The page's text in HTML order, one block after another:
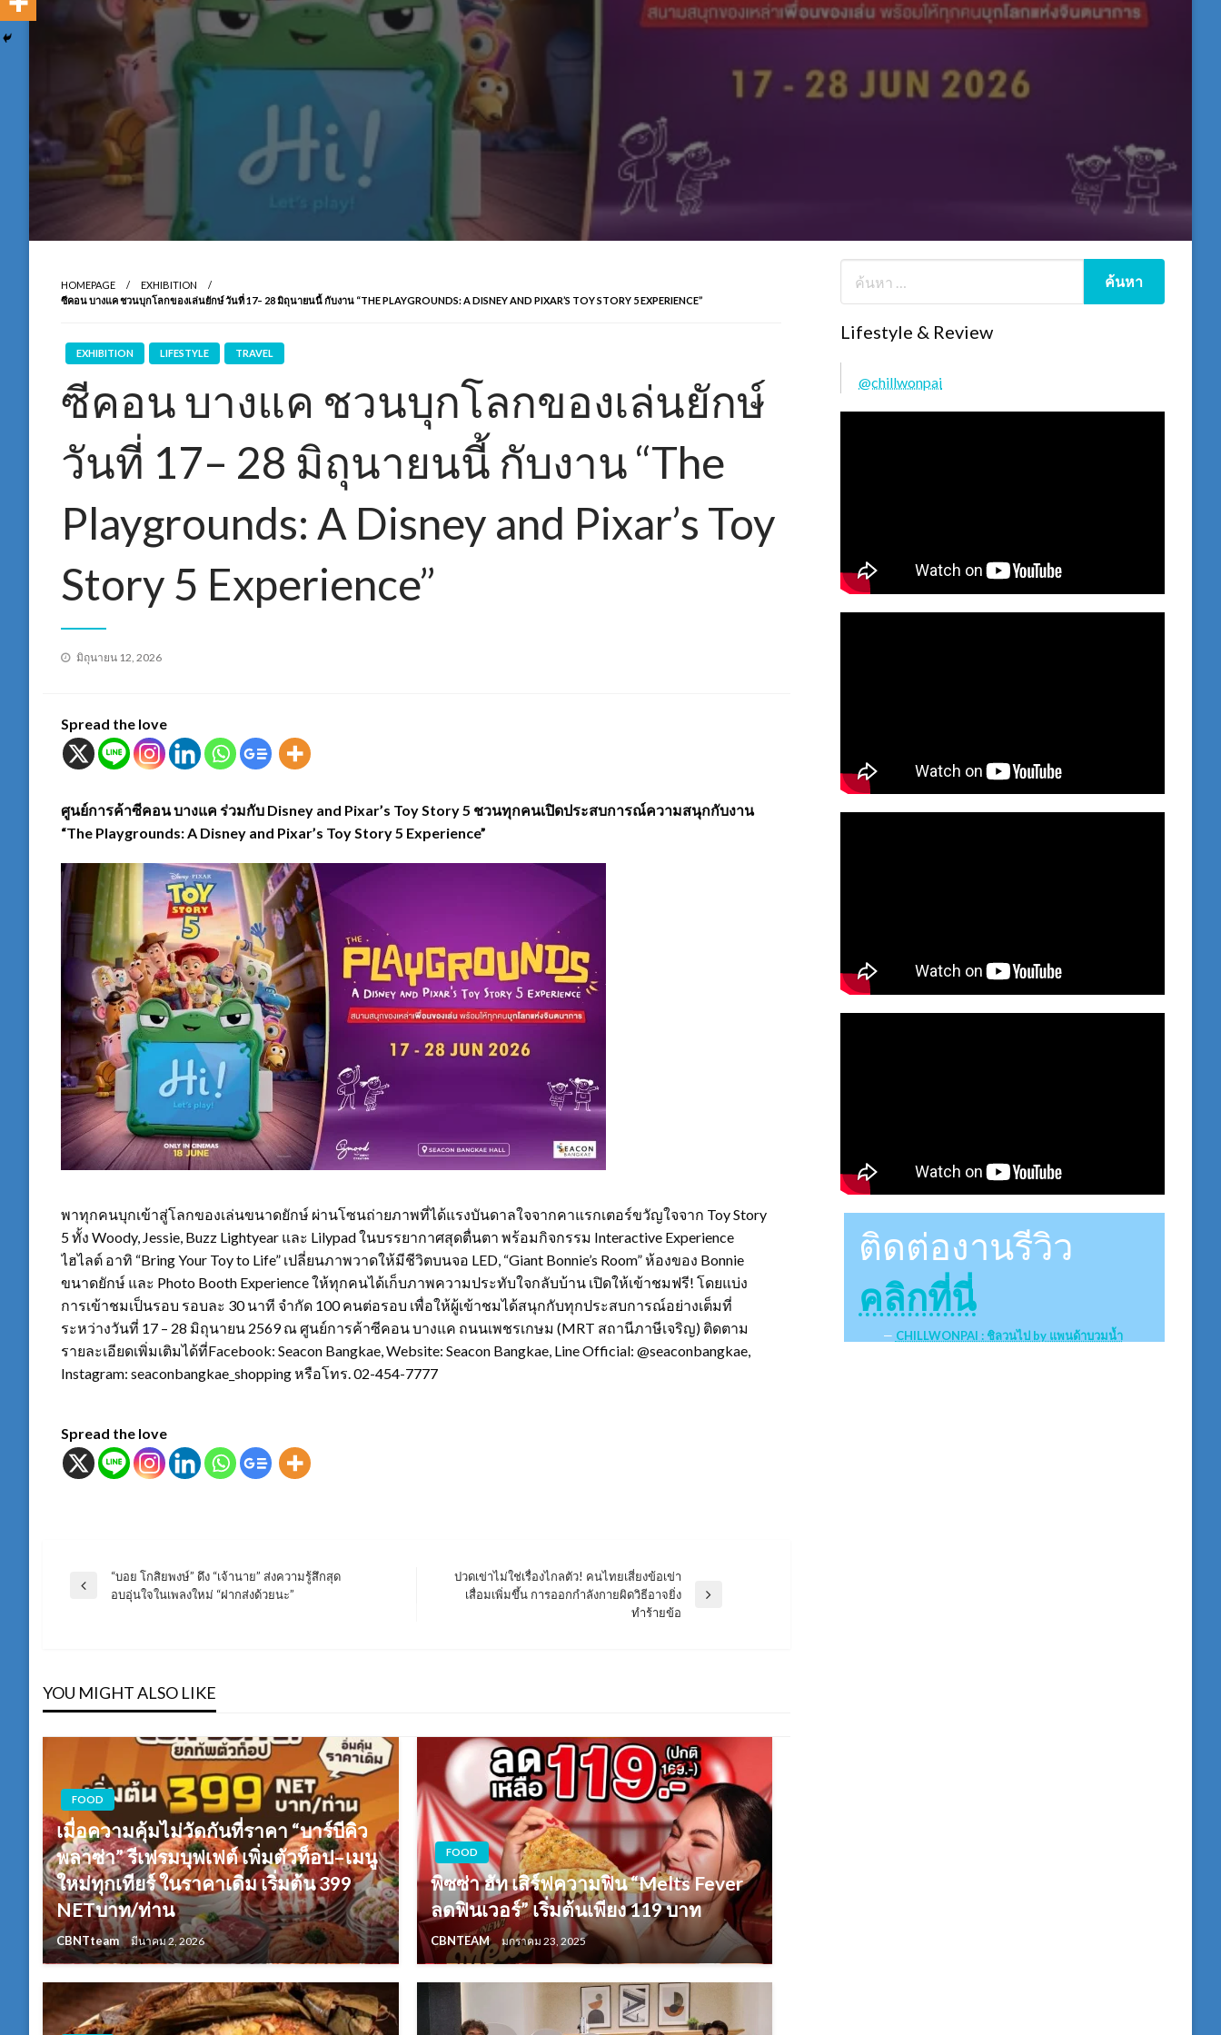
HOMEPAGE
EXHIBITION
ซีคอน บางแค ชวนบุกโลกของเล่นยักษ์ วันที่ 17– 28 มิถุนายนนี้ กับงาน “THE PLAYGROUNDS: A DISNEY AND PIXAR’S TOY STORY 5 EXPERIENCE”
EXHIBITION LIFESTYLE TRAVEL
ซีคอน บางแค ชวนบุกโลกของเล่นยักษ์
วันที่ 17– 28 มิถุนายนนี้ กับงาน “The
Playgrounds: A Disney and Pixar’s Toy
Story 5 Experience”
Posted
มิถุนายน 12, 2026
Spread the love
ศูนย์การค้าซีคอน บางแค ร่วมกับ Disney and Pixar’s Toy Story 5 ชวนทุกคนเปิดประสบการณ์ความสนุกกับงาน
“The Playgrounds: A Disney and Pixar’s Toy Story 5 Experience”
พาทุกคนบุกเข้าสู่โลกของเล่นขนาดยักษ์ ผ่านโซนถ่ายภาพที่ได้แรงบันดาลใจจากคาแรกเตอร์ขวัญใจจาก Toy Story
5 ทั้ง Woody, Jessie, Buzz Lightyear และ Lilypad ในบรรยากาศสุดตื่นตา พร้อมกิจกรรม Interactive Experience
ไฮไลต์ อาทิ “Bring Your Toy to Life” เปลี่ยนภาพวาดให้มีชีวิตบนจอ LED, “Giant Bonnie’s Room” ห้องของ Bonnie
ขนาดยักษ์ และ Photo Booth Experience ให้ทุกคนได้เก็บภาพความประทับใจกลับบ้าน เปิดให้เข้าชมฟรี! โดยแบ่ง
การเข้าชมเป็นรอบ รอบละ 30 นาที จำกัด 100 คนต่อรอบ เพื่อให้ผู้เข้าชมได้สนุกกับทุกประสบการณ์อย่างเต็มที่
ระหว่างวันที่ 17 – 28 มิถุนายน 2569 ณ ศูนย์การค้าซีคอน บางแค ถนนเพชรเกษม (MRT สถานีภาษีเจริญ) ติดตาม
รายละเอียดเพิ่มเติมได้ที่Facebook: Seacon Bangkae, Website: Seacon Bangkae, Line Official: @seaconbangkae,
Instagram: seaconbangkae_shopping หรือโทร. 02-454-7777
Spread the love
แนะแนว
Previous
“บอย โกสิยพงษ์” ดึง “เจ้านาย” ส่งความรู้สึกสุด
อบอุ่นใจในเพลงใหม่ “ฝากส่งด้วยนะ”
ปวดเข่าไม่ใช่เรื่องไกลตัว! คนไทยเสี่ยงข้อเข่า
เสื่อมเพิ่มขึ้น การออกกำลังกายผิดวิธีอาจยิ่ง
ทำร้ายข้อ
YOU MIGHT ALSO LIKE
FOOD
เมื่อความคุ้มไม่วัดกันที่ราคา “บาร์บีคิว
พลาซ่า” รีเฟรมบุฟเฟต์ เพิ่มตัวท็อป–เมนู
ใหม่ทุกเทียร์ ในราคาเดิม เริ่มต้น 399
NETบาท/ท่าน
CBNTteam มีนาคม 2, 2026
FOOD
พิซซ่า ฮัท เสิร์ฟความฟิน “Melts Fever
ลดฟินเวอร์” เริ่มต้นเพียง 119 บาท
CBNTEAM มกราคม 23, 2025
Lifestyle & Review
@chillwonpai
ติดต่องานรีวิว
คลิกที่นี่
CHILLWONPAI : ชิลวนไป by แพนด้าบวมน้ำ